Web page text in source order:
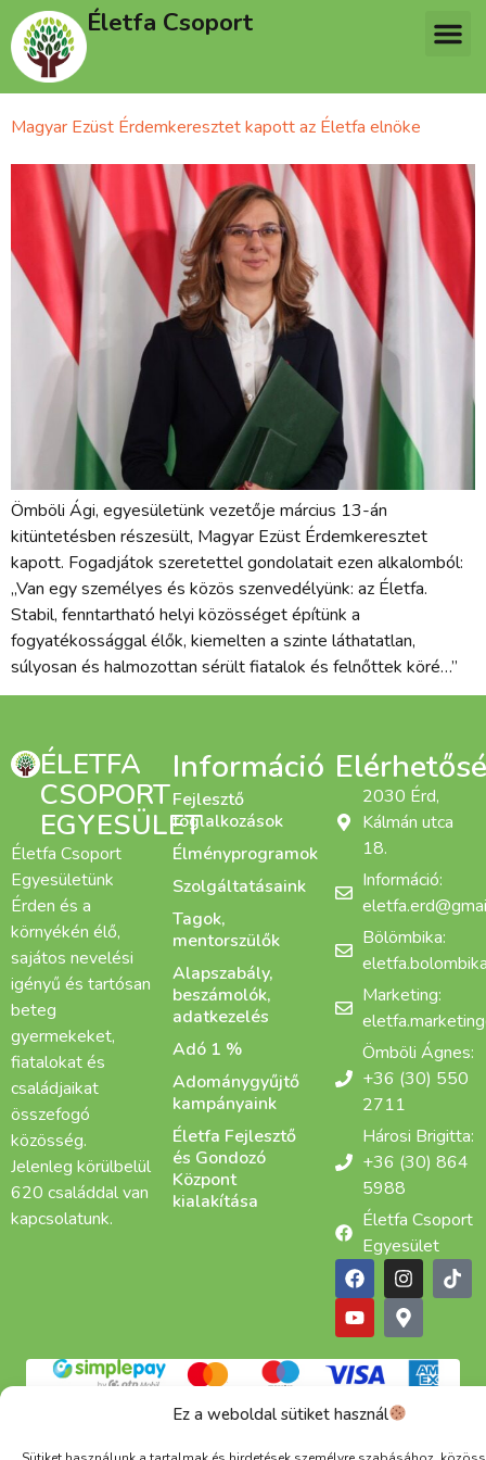
Ez a weboldal sütiket használ
Életfa Csoport
Magyar Ezüst Érdemkeresztet kapott az Életfa elnöke
Ömböli Ági, egyesületünk vezetője március 13-án
kitüntetésben részesült, Magyar Ezüst Érdemkeresztet
kapott. Fogadjátok szeretettel gondolatait ezen alkalomból:
„Van egy személyes és közös szenvedélyünk: az Életfa.
Stabil, fenntartható helyi közösséget építünk a
fogyatékossággal élők, kiemelten a szinte láthatatlan,
súlyosan és halmozottan sérült fiatalok és felnőttek köré…”
ÉLETFA
CSOPORT
EGYESÜLET
Életfa Csoport
Egyesületünk
Érden és a
környékén élő,
sajátos nevelési
igényű és tartósan
beteg
gyermekeket,
fiatalokat és
családjaikat
összefogó
közösség.
Jelenleg körülbelül
620 családdal van
kapcsolatunk.
Információ
Fejlesztő
foglalkozások
Élményprogramok
Szolgáltatásaink
Tagok,
mentorszülők
Alapszabály,
beszámolók,
adatkezelés
Adó 1 %
Adománygyűjtő
kampányaink
Életfa Fejlesztő
és Gondozó
Központ
kialakítása
2030 Érd,
Kálmán utca
18.
Információ:
Bölömbika:
Marketing:
Ömböli Ágnes:
+36 (30) 550
2711
Hárosi Brigitta:
+36 (30) 864
5988
Életfa Csoport
Egyesület
Adatkezelési tájékoztatóCookie
ÁSZF
Alapítva: 2015 | Copyright © 2025 Életfa Csoport |